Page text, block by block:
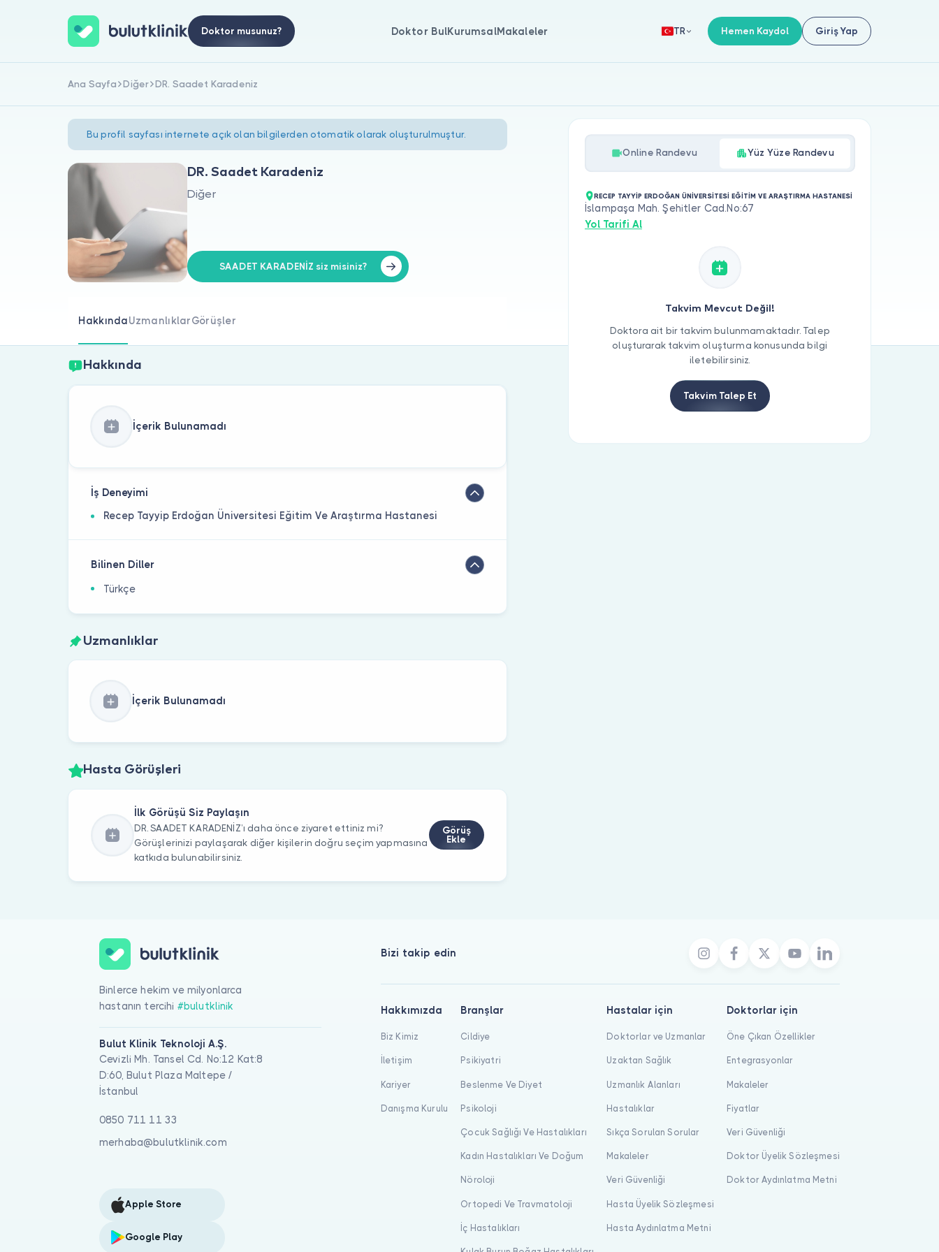
Doktor musunuz? Doktor BulKurumsalMakaleler TR Hemen Kaydol Giriş Yap
Ana Sayfa Diğer DR. Saadet Karadeniz
Bu profil sayfası internete açık olan bilgilerden otomatik olarak oluşturulmuştur.
DR. Saadet Karadeniz
Diğer
SAADET KARADENİZ siz misiniz?
HakkındaUzmanlıklarGörüşler
Hakkında
İçerik Bulunamadı
İş Deneyimi
Recep Tayyip Erdoğan Üniversitesi Eğitim Ve Araştırma Hastanesi
Bilinen Diller
Türkçe
Uzmanlıklar
İçerik Bulunamadı
Hasta Görüşleri
İlk Görüşü Siz Paylaşın
DR. SAADET KARADENİZ’ı daha önce ziyaret ettiniz mi?
Görüşlerinizi paylaşarak diğer kişilerin doğru seçim yapmasına
katkıda bulunabilirsiniz.
Görüş
Ekle
Online Randevu Yüz Yüze Randevu
RECEP TAYYİP ERDOĞAN ÜNİVERSİTESİ EĞİTİM VE ARAŞTIRMA HASTANESİ
İslampaşa Mah. Şehitler Cad.No:67
Yol Tarifi Al
Takvim Mevcut Değil!
Doktora ait bir takvim bulunmamaktadır. Talep
oluşturarak takvim oluşturma konusunda bilgi
iletebilirsiniz.
Takvim Talep Et
Binlerce hekim ve milyonlarca
hastanın tercihi #bulutklinik
Bulut Klinik Teknoloji A.Ş.
Cevizli Mh. Tansel Cd. No:12 Kat:8
D:60, Bulut Plaza Maltepe /
İstanbul
0850 711 11 33
merhaba@bulutklinik.com
Apple Store
Google Play
Bizi takip edin
Hakkımızda
Biz Kimiz
İletişim
Kariyer
Danışma Kurulu
Branşlar
Cildiye
Psikiyatri
Beslenme Ve Diyet
Psikoloji
Çocuk Sağlığı Ve Hastalıkları
Kadın Hastalıkları Ve Doğum
Nöroloji
Ortopedi Ve Travmatoloji
İç Hastalıkları
Hastalar için
Doktorlar ve Uzmanlar
Uzaktan Sağlık
Uzmanlık Alanları
Hastalıklar
Sıkça Sorulan Sorular
Makaleler
Veri Güvenliği
Hasta Üyelik Sözleşmesi
Hasta Aydınlatma Metni
Doktorlar için
Öne Çıkan Özellikler
Entegrasyonlar
Makaleler
Fiyatlar
Veri Güvenliği
Doktor Üyelik Sözleşmesi
Doktor Aydınlatma Metni